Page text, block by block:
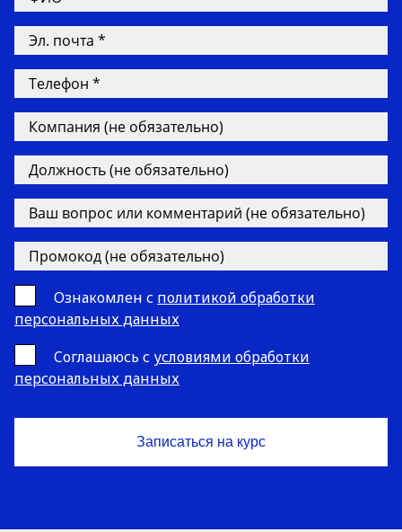
Ознакомлен с политикой обработки
персональных данных
Cоглашаюсь с условиями обработки
персональных данных